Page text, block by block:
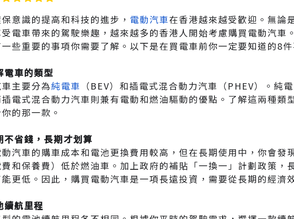
意識的提高和科技的進步， 電動汽車在香港越來越受歡迎。無論
電車帶來的駕駛樂趣，越來越多的香港人開始考慮購買電動汽車
些重要的事項你需要了解。以下是在買電車前你一定要知道的8
電車的類型
主要分為純電車 （BEV）和插電式混合動力汽車（PHEV）。純
電式混合動力汽車則兼有電動和燃油驅動的優點。了解這兩種類
的那一款。
不省錢，長期才划算
汽車的購車成本和電池更換費用較高，但在長期使用中，你會發
費和保養費）低於燃油車。加上政府的補貼「一換一」計劃政策，
更低。因此，購買電動汽車是一項長遠投資，需要從長期的經濟
續航里程